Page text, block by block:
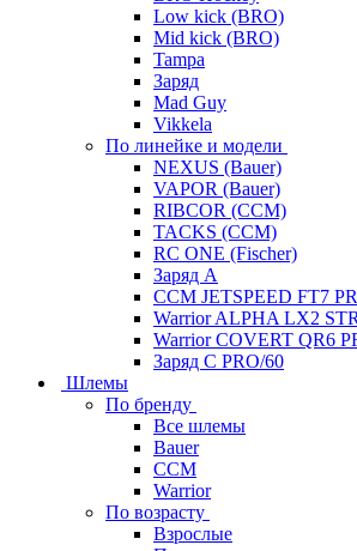
Low kick (BRO)
Mid kick (BRO)
Tampa
Заряд
Mad Guy
Vikkela
По линейке и модели
NEXUS (Bauer)
VAPOR (Bauer)
RIBCOR (CCM)
TACKS (CCM)
RC ONE (Fischer)
Заряд А
CCM JETSPEED FT7
Warrior ALPHA LX2
Warrior COVERT QR6
Заряд С PRO/60
Шлемы
По бренду
Все шлемы
Bauer
CCM
Warrior
По возрасту
Взрослые